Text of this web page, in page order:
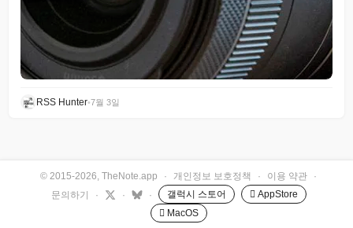
RSS Hunter•7월 3일
© 2015-2026, TheNote.app · 개인정보 보호정책 · 이용 약관
·
문의하기
· · · 갤럭시 스토어
 AppStore
 MacOS